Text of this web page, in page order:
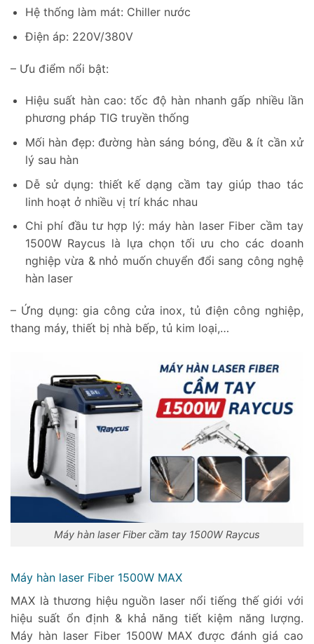
Hệ thống làm mát: Chiller nước
Điện áp: 220V/380V
– Ưu điểm nổi bật:
Hiệu suất hàn cao: tốc độ hàn nhanh gấp nhiều lần
phương pháp TIG truyền thống
Mối hàn đẹp: đường hàn sáng bóng, đều & ít cần xử
lý sau hàn
Dễ sử dụng: thiết kế dạng cầm tay giúp thao tác
linh hoạt ở nhiều vị trí khác nhau
Chi phí đầu tư hợp lý: máy hàn laser Fiber cầm tay
1500W Raycus là lựa chọn tối ưu cho các doanh
nghiệp vừa & nhỏ muốn chuyển đổi sang công nghệ
hàn laser
– Ứng dụng: gia công cửa inox, tủ điện công nghiệp,
thang máy, thiết bị nhà bếp, tủ kim loại,…
Máy hàn laser Fiber cầm tay 1500W Raycus
Máy hàn laser Fiber 1500W MAX
MAX là thương hiệu nguồn laser nổi tiếng thế giới với
hiệu suất ổn định & khả năng tiết kiệm năng lượng.
Máy hàn laser Fiber 1500W MAX được đánh giá cao